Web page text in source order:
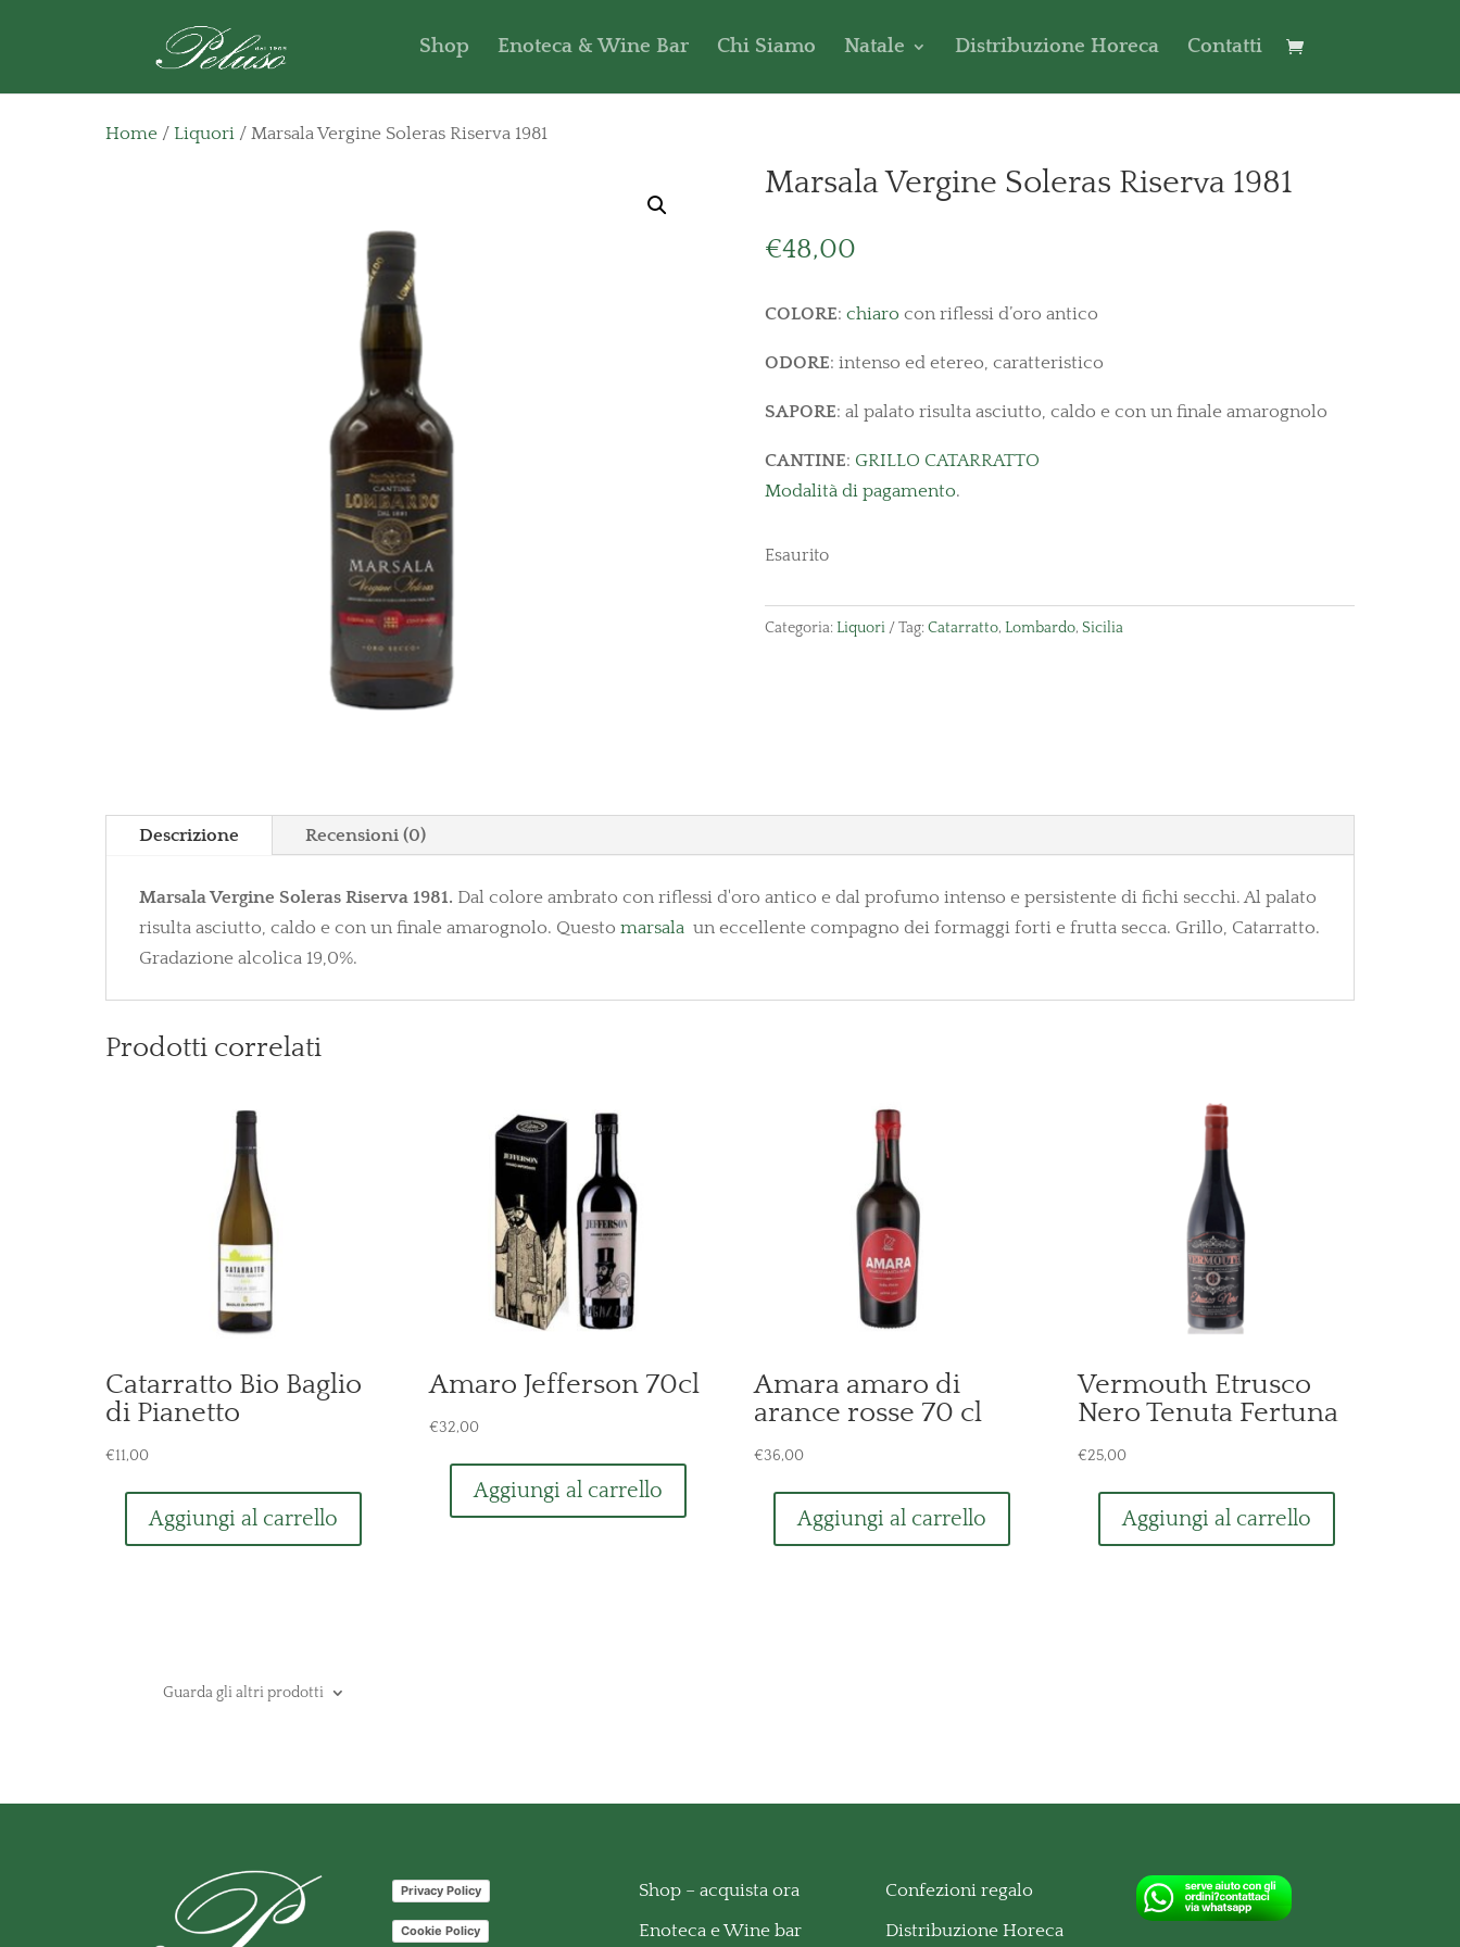
Shop Enoteca & Wine Bar Chi Siamo Natale Distribuzione Horeca Contatti
Home / Liquori / Marsala Vergine Soleras Riserva 1981
Marsala Vergine Soleras Riserva 1981
€48,00
COLORE: chiaro con riflessi d’oro antico
ODORE: intenso ed etereo, caratteristico
SAPORE: al palato risulta asciutto, caldo e con un finale amarognolo
CANTINE: GRILLO CATARRATTO
Modalità di pagamento.
Esaurito
Categoria: Liquori Tag: Catarratto, Lombardo, Sicilia
Descrizione Recensioni (0)
Marsala Vergine Soleras Riserva 1981. Dal colore ambrato con riflessi d'oro antico e dal profumo intenso e persistente di fichi secchi. Al palato
risulta asciutto, caldo e con un finale amarognolo. Questo marsala un eccellente compagno dei formaggi forti e frutta secca. Grillo, Catarratto.
Gradazione alcolica 19,0%.
Prodotti correlati
Catarratto Bio Baglio
di Pianetto
€11,00
Aggiungi al carrello
Amaro Jefferson 70cl
€32,00
Aggiungi al carrello
Amara amaro di
arance rosse 70 cl
€36,00
Aggiungi al carrello
Vermouth Etrusco
Nero Tenuta Fertuna
€25,00
Aggiungi al carrello
Guarda gli altri prodotti
Privacy Policy
Cookie Policy
Shop – acquista ora
Enoteca e Wine bar
Confezioni regalo
Distribuzione Horeca